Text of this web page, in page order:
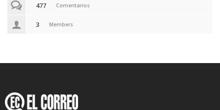
477 Comentarios
3 Members